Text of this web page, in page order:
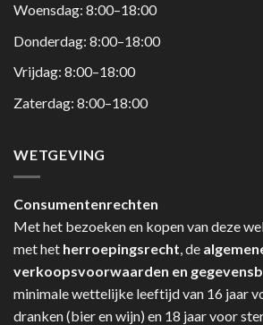
Woensdag: 8:00–18:00
Donderdag: 8:00–18:00
Vrijdag: 8:00–18:00
Zaterdag: 8:00–18:00
WETGEVING
Consumentenrechten
Met het bezoeken en kopen van deze
met het herroepingsrecht, de
verkoopsvoorwaarden en
minimale wettelijke leeftijd van 16 jaar
dranken (bier en wijn) en 18 jaar voor